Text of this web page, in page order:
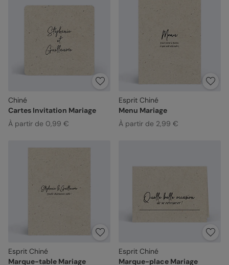
Chiné
Cartes Invitation Mariage
À partir de 0,99 €
Esprit Chiné
Menu Mariage
À partir de 2,99 €
Esprit Chiné
Marque-table Mariage
Esprit Chiné
Marque-place Mariage